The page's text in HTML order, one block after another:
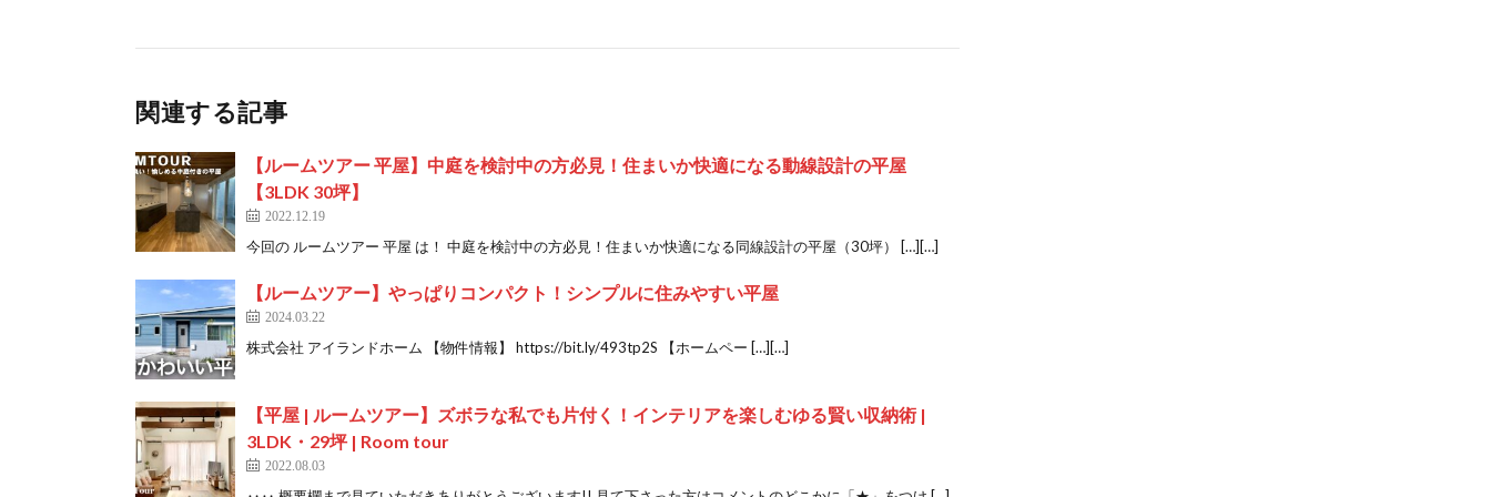
関連する記事
【ルームツアー 平屋】中庭を検討中の方必見！住まいか快適になる動線設計の平屋
【3LDK 30坪】
2022.12.19
今回の ルームツアー 平屋 は！ 中庭を検討中の方必見！住まいか快適になる同線設計の平屋（30坪） […][…]
【ルームツアー】やっぱりコンパクト！シンプルに住みやすい平屋
2024.03.22
株式会社 アイランドホーム 【物件情報】 https://bit.ly/493tp2S 【ホームペー […][…]
【平屋 | ルームツアー】ズボラな私でも片付く！インテリアを楽しむゆる賢い収納術 |
3LDK・29坪 | Room tour
2022.08.03